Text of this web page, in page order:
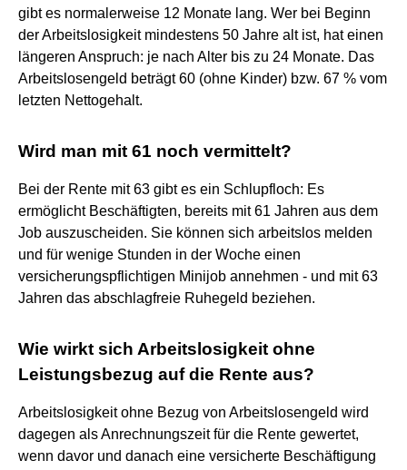
gibt es normalerweise 12 Monate lang. Wer bei Beginn
der Arbeitslosigkeit mindestens 50 Jahre alt ist, hat einen
längeren Anspruch: je nach Alter bis zu 24 Monate. Das
Arbeitslosengeld beträgt 60 (ohne Kinder) bzw. 67 % vom
letzten Nettogehalt.
Wird man mit 61 noch vermittelt?
Bei der Rente mit 63 gibt es ein Schlupfloch: Es
ermöglicht Beschäftigten, bereits mit 61 Jahren aus dem
Job auszuscheiden. Sie können sich arbeitslos melden
und für wenige Stunden in der Woche einen
versicherungspflichtigen Minijob annehmen - und mit 63
Jahren das abschlagfreie Ruhegeld beziehen.
Wie wirkt sich Arbeitslosigkeit ohne
Leistungsbezug auf die Rente aus?
Arbeitslosigkeit ohne Bezug von Arbeitslosengeld wird
dagegen als Anrechnungszeit für die Rente gewertet,
wenn davor und danach eine versicherte Beschäftigung